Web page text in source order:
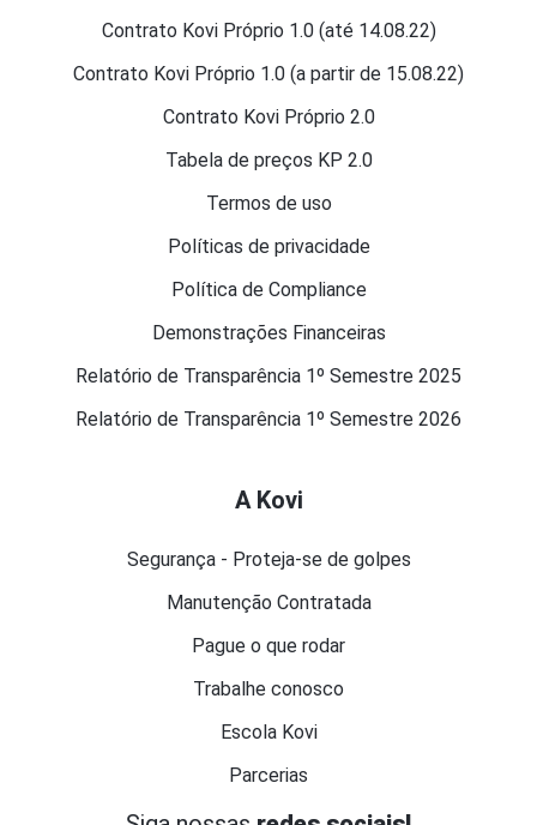
Contrato Kovi Próprio 1.0 (até 14.08.22)
Contrato Kovi Próprio 1.0 (a partir de 15.08.22)
Contrato Kovi Próprio 2.0
Tabela de preços KP 2.0
Termos de uso
Políticas de privacidade
Política de Compliance
Demonstrações Financeiras
Relatório de Transparência 1º Semestre 2025
Relatório de Transparência 1º Semestre 2026
A Kovi
Segurança - Proteja-se de golpes
Manutenção Contratada
Pague o que rodar
Trabalhe conosco
Escola Kovi
Parcerias